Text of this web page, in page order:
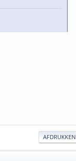
AFDRUKKEN